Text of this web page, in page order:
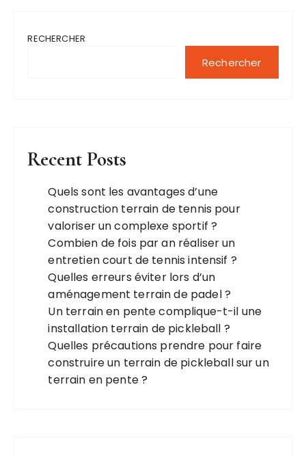
RECHERCHER
Rechercher
Recent Posts
Quels sont les avantages d’une
construction terrain de tennis pour
valoriser un complexe sportif ?
Combien de fois par an réaliser un
entretien court de tennis intensif ?
Quelles erreurs éviter lors d’un
aménagement terrain de padel ?
Un terrain en pente complique-t-il une
installation terrain de pickleball ?
Quelles précautions prendre pour faire
construire un terrain de pickleball sur un
terrain en pente ?